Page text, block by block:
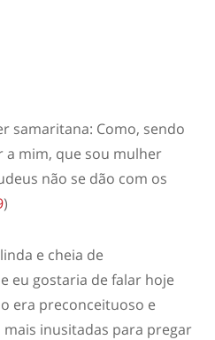
samaritana: Como, sendo
a mim, que sou mulher
não se dão com os
)
e cheia de
eu gostaria de falar hoje
era preconceituoso e
inusitadas para pregar